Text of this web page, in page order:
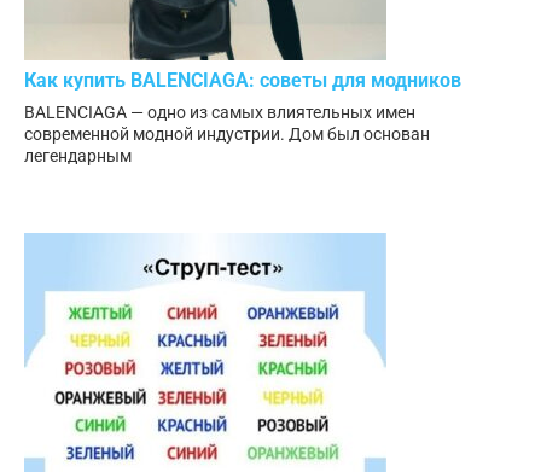
Как купить BALENCIAGA: советы для модников
BALENCIAGA — одно из самых влиятельных имен
современной модной индустрии. Дом был основан
легендарным